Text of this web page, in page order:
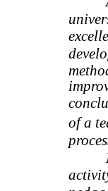
of a